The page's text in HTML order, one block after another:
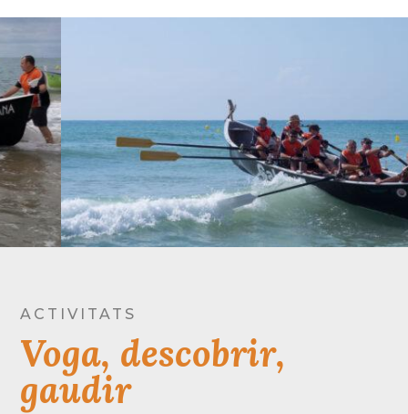
ACTIVITATS
Voga, descobrir,
gaudir